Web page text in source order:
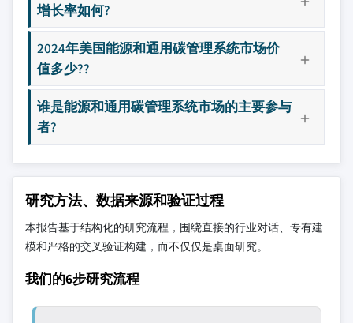
增长率如何?
2024年美国能源和通用碳管理系统市场价
值多少??
谁是能源和通用碳管理系统市场的主要参与
者?
研究方法、数据来源和验证过程
本报告基于结构化的研究流程，围绕直接的行业对话、专有建
模和严格的交叉验证构建，而不仅仅是桌面研究。
我们的6步研究流程